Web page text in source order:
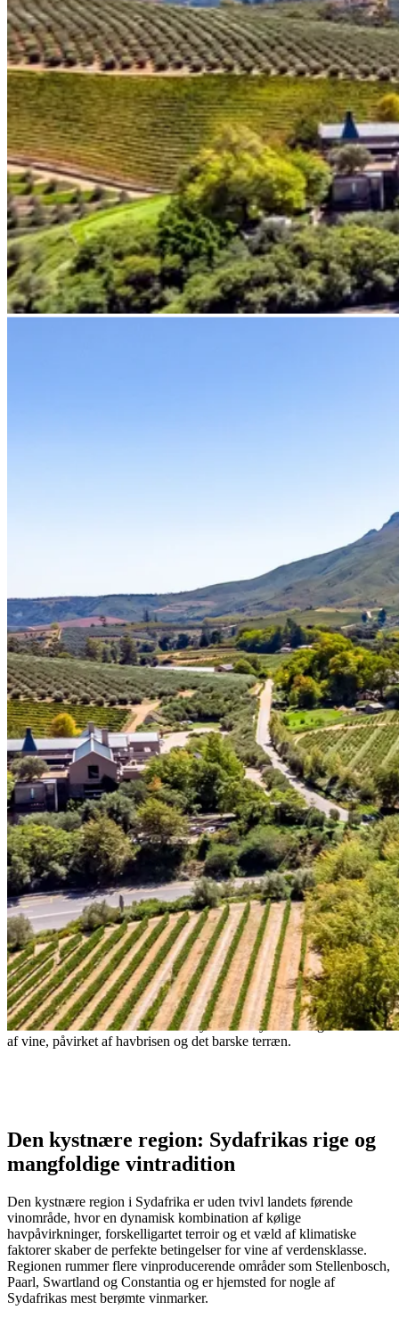
Den kystnære region: Sydafrikas førende
vinområde
Fra Stellenbosch til Constantia tilbyder den kystnære region et væld
af vine, påvirket af havbrisen og det barske terræn.
Den kystnære region: Sydafrikas rige og
mangfoldige vintradition
Den kystnære region i Sydafrika er uden tvivl landets førende
vinområde, hvor en dynamisk kombination af kølige
havpåvirkninger, forskelligartet terroir og et væld af klimatiske
faktorer skaber de perfekte betingelser for vine af verdensklasse.
Regionen rummer flere vinproducerende områder som Stellenbosch,
Paarl, Swartland og Constantia og er hjemsted for nogle af
Sydafrikas mest berømte vinmarker.